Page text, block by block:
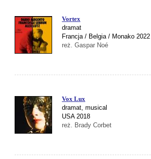
Vortex
dramat
Francja / Belgia / Monako 2022
reż. Gaspar Noé
Vox Lux
dramat, musical
USA 2018
reż. Brady Corbet